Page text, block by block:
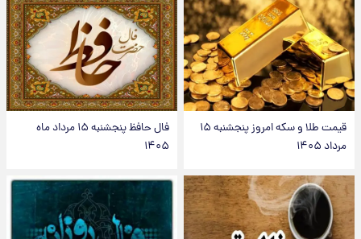
قیمت طلا و سکه امروز پنجشنبه ۱۵
مرداد ۱۴۰۵
فال حافظ پنجشنبه ۱۵ مرداد ماه
۱۴۰۵